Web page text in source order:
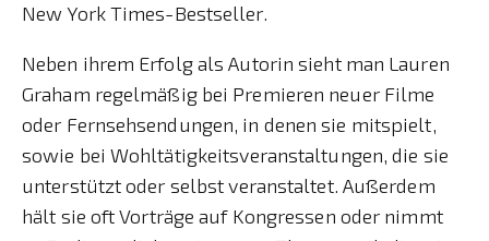
New York Times-Bestseller.
Neben ihrem Erfolg als Autorin sieht man Lauren
Graham regelmäßig bei Premieren neuer Filme
oder Fernsehsendungen, in denen sie mitspielt,
sowie bei Wohltätigkeitsveranstaltungen, die sie
unterstützt oder selbst veranstaltet. Außerdem
hält sie oft Vorträge auf Kongressen oder nimmt